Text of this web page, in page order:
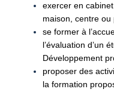
exercer en
maison, centre ou
se former à
l’évaluation d’un
Développement
proposer des
la formation